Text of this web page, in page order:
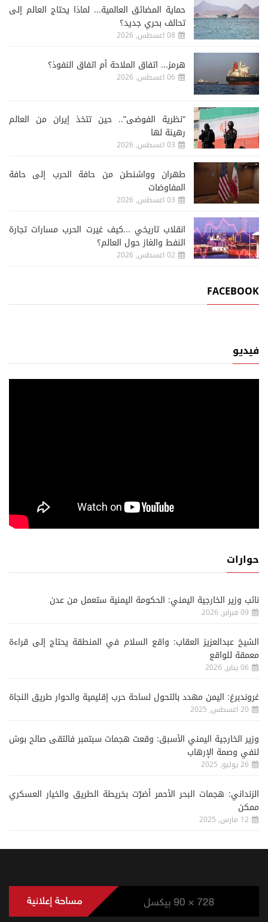
حماية المضائق العالمية... لماذا يحتاج العالم إلى
تحالف بحري جديد؟
08 اغسطس, 2026
هرمز... اتفاق الملاحة أم اتفاق النفوذ؟
06 اغسطس, 2026
“نظرية الفوضى”.. حين تتخذ إيران من العالم
رهينة لها
03 اغسطس, 2026
طهران وواشنطن من حافة الحرب إلى حافة
المفاوضات
03 اغسطس, 2026
انقلاب تاريخي ...كيف غيرت الحرب مسارات تجارة
النفط والغاز حول العالم؟
02 اغسطس, 2026
FACEBOOK
فيديو
حوارات
نائب وزير الخارجية اليمني: الحكومة اليمنية ستعمل من عدن
09 فبراير, 2026
الشيخ عبدالعزيز العقاب: واقع السلام في المنطقة يحتاج إلى قراءة
معمقة للواقع
06 يناير, 2026
غروندبرغ: اليمن مهدد بالتحول لساحة حرب إقليمية والحوار طريق النجاة
20 اغسطس, 2025
وزير الخارجية اليمني الأسبق: وقعت هجمات سبتمبر فالتقى صالح بوش
لنفي وصمة الإرهاب
26 يوليو, 2025
الزنداني: هجمات البحر الأحمر أضرّت بخريطة الطريق والخيار العسكري
ممكن
12 مارس, 2025